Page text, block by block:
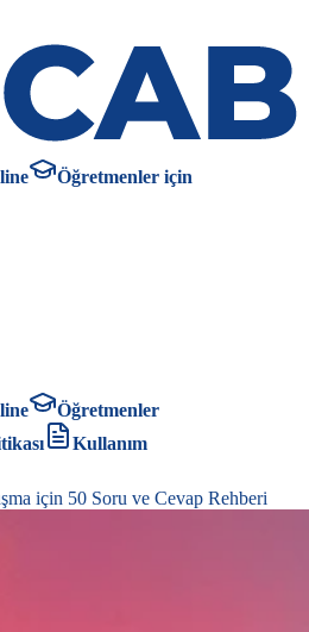
Öğretmenler için
Öğretmenler
Kullanım
için 50 Soru ve Cevap Rehberi